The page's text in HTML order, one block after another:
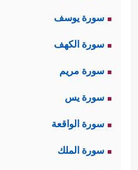
سورة يوسف
سورة الكهف
سورة مريم
سورة يس
سورة الواقعة
سورة الملك